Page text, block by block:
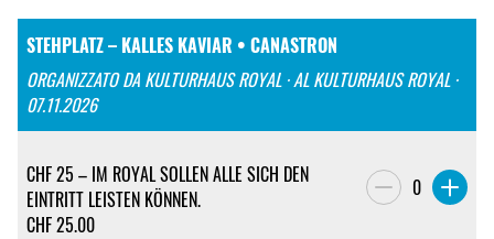
STEHPLATZ – KALLES KAVIAR • CANASTRON
ORGANIZZATO DA KULTURHAUS ROYAL · AL KULTURHAUS ROYAL ·
07.11.2026
CHF 25 – IM ROYAL SOLLEN ALLE SICH DEN
EINTRITT LEISTEN KÖNNEN.
CHF25.00
0